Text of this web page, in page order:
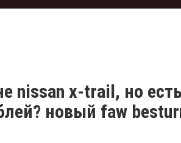
nissan x-trail, но
новый faw